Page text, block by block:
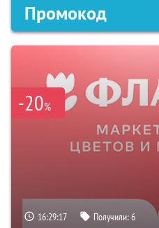
Промокод
-20%
16:29:16 Получили:6